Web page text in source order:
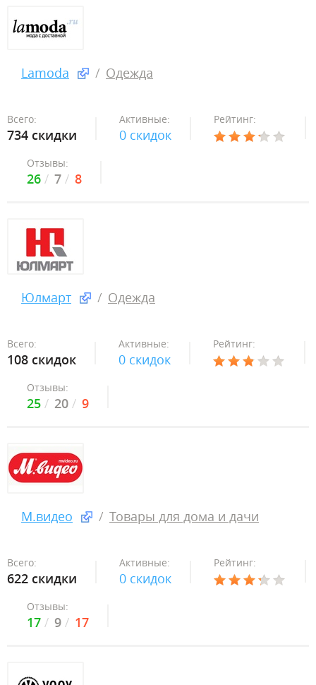
Lamoda Одежда
Всего:
734 скидки
Активные:
0 скидок
Рейтинг:
Отзывы:
26 7 8
Юлмарт Одежда
Всего:
108 скидок
Активные:
0 скидок
Рейтинг:
Отзывы:
25 20 9
М.видео Товары для дома и дачи
Всего:
622 скидки
Активные:
0 скидок
Рейтинг:
Отзывы:
17 9 17